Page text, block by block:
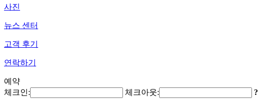
사진
뉴스 센터
고객 후기
연락하기
예약
체크인:
체크아웃: ?